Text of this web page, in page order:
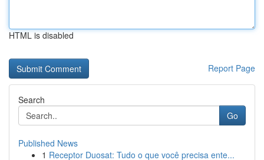
HTML is disabled
Report Page
Search
Go
Published News
1 Receptor Duosat: Tudo o que você precisa ente...